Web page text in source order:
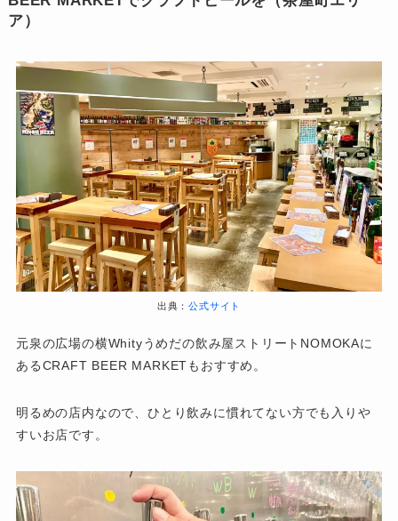
ア）
出典：公式サイト
元泉の広場の横Whityうめだの飲み屋ストリートNOMOKAに
あるCRAFT BEER MARKETもおすすめ。
明るめの店内なので、ひとり飲みに慣れてない方でも入りや
すいお店です。